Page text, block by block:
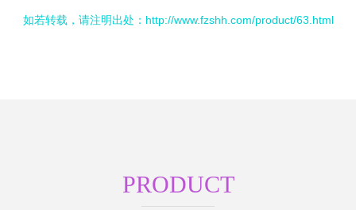
如若转载，请注明出处：http://www.fzshh.com/product/63.html
PRODUCT